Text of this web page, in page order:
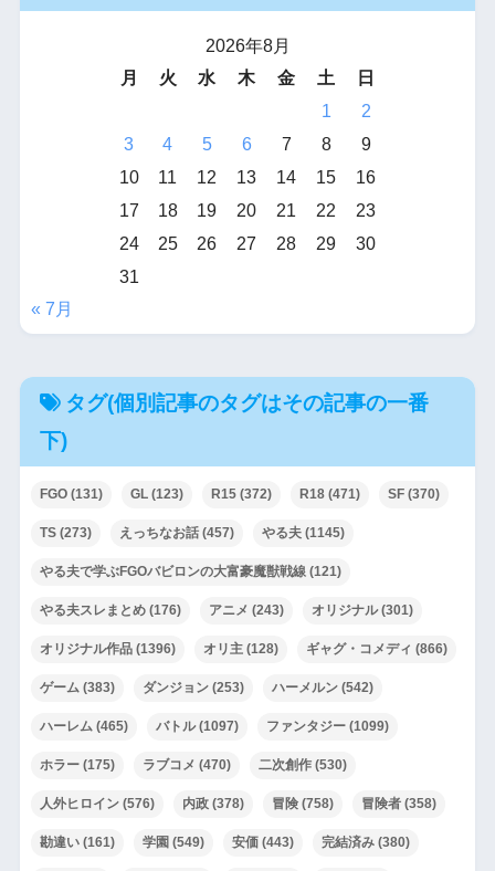
2026年8月
月
火 水 木 金 土
日
1
2
3
4 5 6 7 8
9
10
11 12 13 14 15
16
17
18 19 20 21 22
23
24
25 26 27 28 29
30
31
« 7月
タグ(個別記事のタグはその記事の一番
下)
FGO(131) GL(123) R15(372) R18(471) SF(370)
TS(273) えっちなお話(457) やる夫(1145)
やる夫で学ぶFGOバビロンの大富豪魔獣戦線(121)
やる夫スレまとめ(176) アニメ (243) オリジナル(301)
オリジナル作品(1396) オリ主(128) ギャグ・コメディ (866)
ゲーム(383) ダンジョン(253) ハーメルン(542)
ハーレム(465) バトル(1097) ファンタジー(1099)
ホラー(175) ラブコメ (470) 二次創作(530)
人外ヒロイン(576) 内政(378) 冒険(758) 冒険者(358)
勘違い(161) 学園 (549) 安価(443) 完結済み(380)